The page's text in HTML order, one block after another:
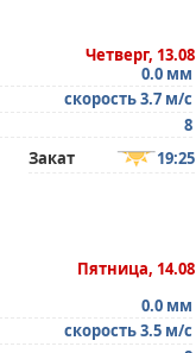
Четверг, 13.08
0.0 мм
скорость 3.7 м/с
8
Закат 19:25
Пятница, 14.08
0.0 мм
скорость 3.5 м/с